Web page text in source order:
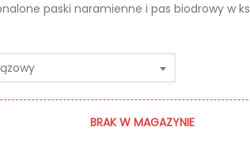
paski naramienne i pas biodrowy w
BRAK W MAGAZYNIE